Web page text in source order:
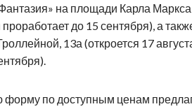
на площади Карла Маркса
проработает до 15 сентября), а
13а (откроется 17
форму по доступным ценам